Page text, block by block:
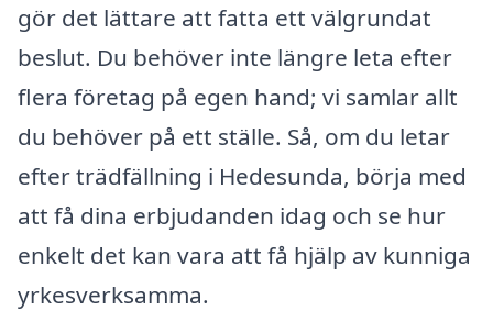
gör det lättare att fatta ett välgrundat
beslut. Du behöver inte längre leta efter
flera företag på egen hand; vi samlar allt
du behöver på ett ställe. Så, om du letar
efter trädfällning i Hedesunda, börja med
att få dina erbjudanden idag och se hur
enkelt det kan vara att få hjälp av kunniga
yrkesverksamma.